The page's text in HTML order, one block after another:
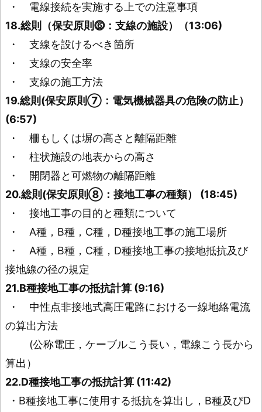
・ 電線接続を実施する上での注意事項
18.総則（保安原則⓺：支線の施設）（13:06)
・ 支線を設けるべき箇所
・ 支線の安全率
・ 支線の施工方法
19.総則(保安原則⑦：電気機械器具の危険の防止）
(6:57)
・ 柵もしくは塀の高さと離隔距離
・ 柱状施設の地表からの高さ
・ 開閉器と可燃物の離隔距離
20.総則(保安原則⑧：接地工事の種類） (18:45)
・ 接地工事の目的と種類について
・ A種，B種，C種，D種接地工事の施工場所
・ A種，B種，C種，D種接地工事の接地抵抗及び
接地線の径の規定
21.B種接地工事の抵抗計算 (9:16)
・ 中性点非接地式高圧電路における一線地絡電流
の算出方法
(公称電圧，ケーブルこう長い，電線こう長から
算出）
22.D種接地工事の抵抗計算 (11:42)
・B種接地工事に使用する抵抗を算出し，B種及びD